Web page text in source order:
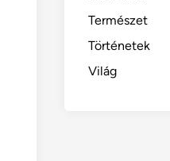
Természet
Történetek
Világ